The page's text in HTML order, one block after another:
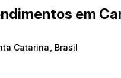
em
Catarina Brasil